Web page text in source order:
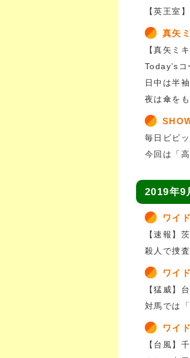
【英王室
真矢
【真矢ミ
Today’s
日中は半
夜は傘を
毎日ビビ
今回は「
2019年9
ワイ
【速報】
殺人で捜査
ワイ
【猛威】
対馬では
ワイ
【台風】